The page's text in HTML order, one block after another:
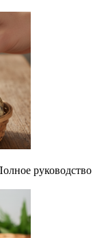
руководство